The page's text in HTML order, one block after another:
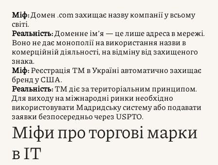
Міф:Домен .com захищає назву компанії у всьому
світі.
Реальність:Доменне ім’я — це лише адреса в мережі.
Воно не дає монополії на використання назви в
комерційній діяльності, на відміну від захищеного
знака.
Міф:Реєстрація ТМ в Україні автоматично захищає
бренд у США.
Реальність:ТМ діє за територіальним принципом.
Для виходу на міжнародні ринки необхідно
використовувати Мадридську систему або подавати
заявки безпосередньо через USPTO.
Міфи про торгові марки
в IT